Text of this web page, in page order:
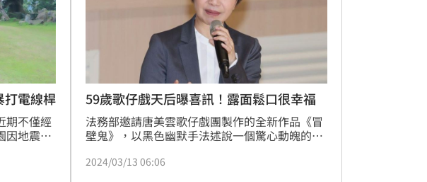
打電線桿
期不僅經
因地震破
為了能
59歲歌仔戲天后曝喜訊！露面鬆口很幸福
法務部邀請唐美雲歌仔戲團製作的全新作品《冒
壁鬼》，以黑色幽默手法述說一個驚心動魄的故
無奈；在強權籠天罩地的壓迫下，一群小人物頑
2024/03/13 06:06